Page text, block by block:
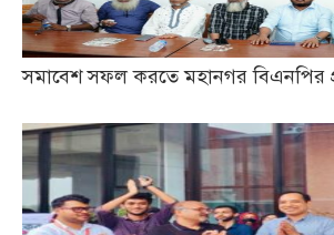
সমাবেশ সফল করতে মহানগর বিএনপির